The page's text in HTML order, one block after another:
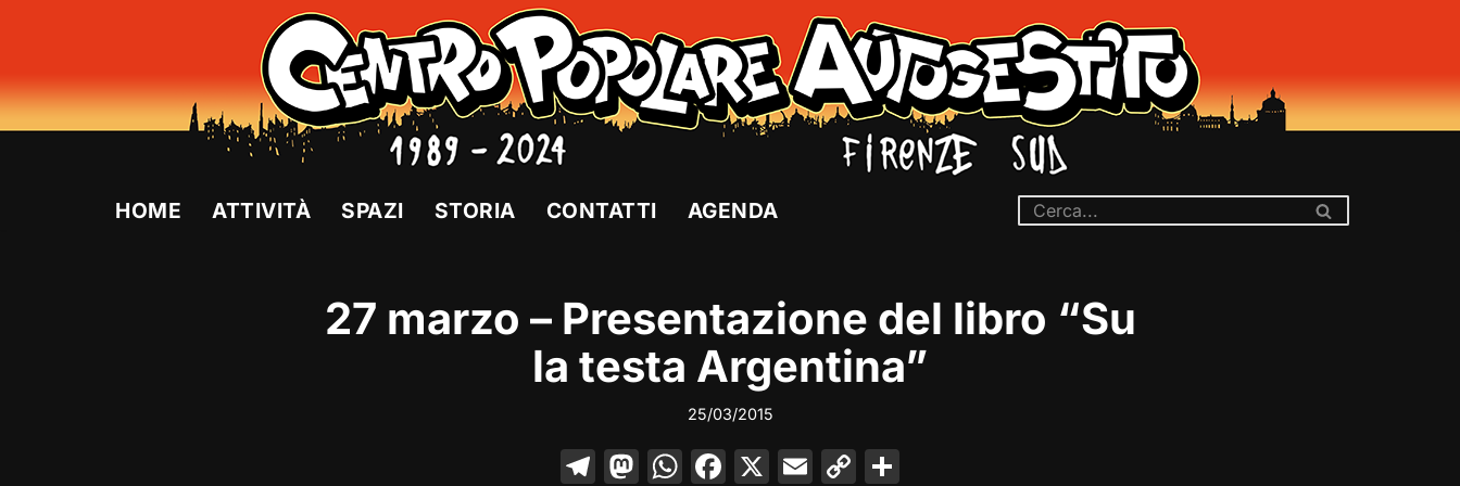
al
HOME ATTIVITÀ SPAZI STORIA CONTATTI AGENDA
27 marzo – Presentazione del libro “Su
la testa Argentina”
25/03/2015
T M W F X E C